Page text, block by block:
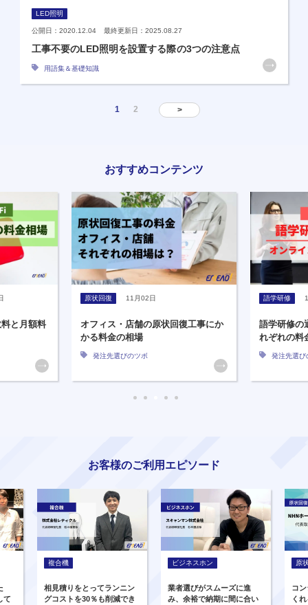
LED照明
公開日：2020.12.04 最終更新日：2025.08.27
工事不要のLED照明を設置する際の3つの注意点
用語集＆基礎知識
1 2 >
おすすめコンテンツ
工事にか
語学研修 11月02日
語学研修の通学型・オンライン型そ
れぞれの料金相場を紹介
発注先選びのツボ
原状回復
原状回復業
ための3つ
発注先選び
お客様のご利用エピソード
て
複合機
相見積りをとってランニン
グコストを30％も削減でき
ビジネスホン
業者選びがスムーズに進
み、余裕で納期に間に合い
原
コ
く